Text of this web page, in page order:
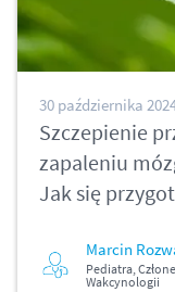
30 października
Szczepienie
zapaleniu
Jak się
Marcin
Pediatra,
Wakcynologii